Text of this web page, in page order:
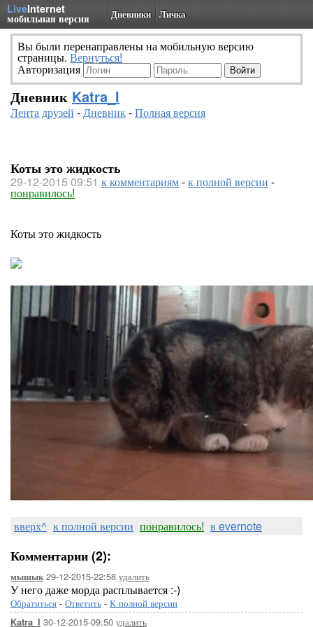
LiveInternet
мобильная версия Дневники Личка
Вы были перенаправлены на мобильную версию
страницы. Вернуться!
Авторизация
Дневник Katra_I
Лента друзей -Дневник-Полная версия
Коты это жидкость
29-12-2015 09:51 к комментариям-к полной версии -
понравилось!
Коты это жидкость
вверх^ к полной версии понравилось! в evernote
Комментарии (2):
мышык29-12-2015-22:58 удалить
У него даже морда расплывается :-)
Обратиться - Ответить - К полной версии
Katra_I 30-12-2015-09:50 удалить